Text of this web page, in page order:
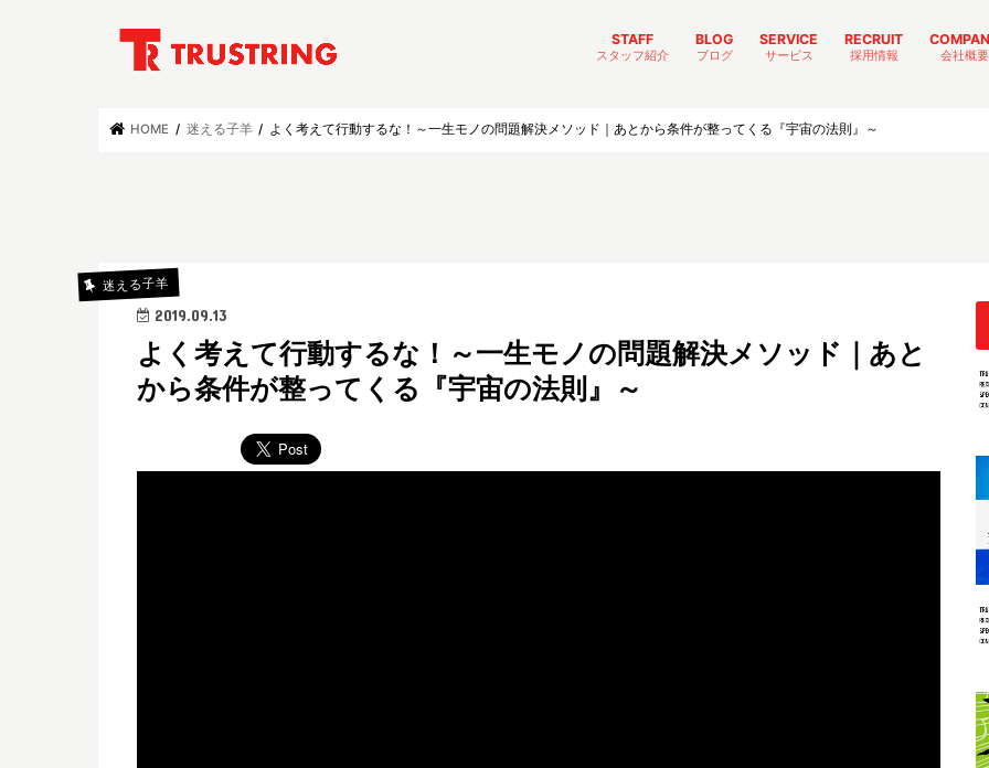
STAFF
スタッフ紹介
BLOG
ブログ
SERVICE
サービス
RECRUIT
採用情報 会社概要
HOME 迷える子羊 よく考えて行動するな！～一生モノの問題解決メソッド｜あとから条件が整ってくる『宇宙の法則』～
迷える子羊
2019.09.13
よく考えて行動するな！～一生モノの問題解決メソッド｜あと
から条件が整ってくる『宇宙の法則』～